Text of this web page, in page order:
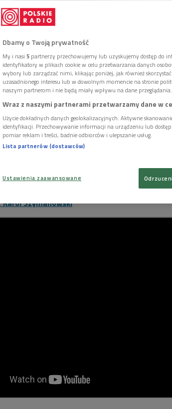
English transcription of a broadcast:Witold
Szymanowski
Dbamy o Twoją prywatność
My i nasi 5 partnerzy przechowujemy lub uzyskujemy dostęp do
identyfikatory w plikach cookie w celu przetwarzania danych
wybory lub zarządzać nimi, klikając poniżej, jak również
uzasadnionego interesu lub w dowolnym momencie na stronie
naszym partnerom i nie będą miały wpływu na dane przeglądania.
Wraz z naszymi partnerami przetwarzamy dane w
Użycie dokładnych danych geolokalizacyjnych. Aktywne
identyfikacji. Przechowywanie informacji na urządzeniu lub
pomiar reklam i treści, badnie odbiorców i ulepszanie usług.
Lista partnerów (dostawców)
Ustawienia zaawansowane